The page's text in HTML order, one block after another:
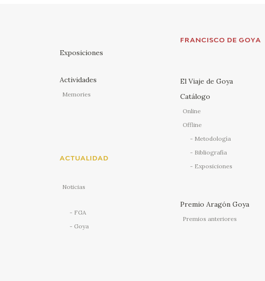
Exposiciones
Actividades
Memories
ACTUALIDAD
Noticias
FGA
Goya
FRANCISCO DE GOYA
El Viaje de Goya
Catálogo
Online
Offline
Metodología
Bibliografía
Exposiciones
Premio Aragón Goya
Premios anteriores